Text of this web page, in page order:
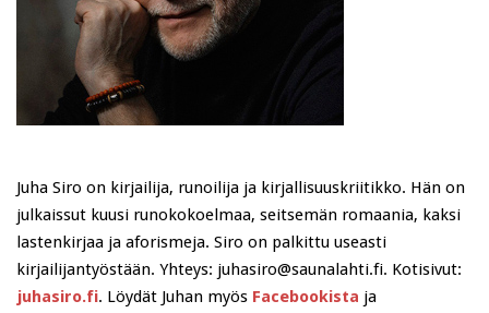
Juha Siro on kirjailija, runoilija ja kirjallisuuskriitikko. Hän on
julkaissut kuusi runokokoelmaa, seitsemän romaania, kaksi
lastenkirjaa ja aforismeja. Siro on palkittu useasti
kirjailijantyöstään. Yhteys: juhasiro@saunalahti.fi. Kotisivut:
juhasiro.fi. Löydät Juhan myös Facebookista ja